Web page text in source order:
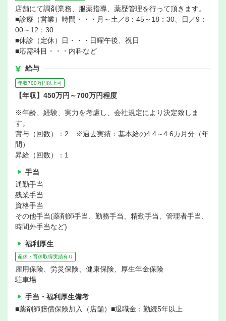
店舗にて調剤業務、服薬指導、薬歴管理を行って頂きます。
■診療（営業）時間・・・月～土／8：45～18：30、日／9：
00～12：30
■休診（定休）日・・・日曜午後、祝日
■応需科目・・・内科など
給与
年収700万円以上可
【年収】450万円～700万円程度
※年齢、経験、実力を考慮し、会社規定により決定致しま
す。
賞与（回数）：2 ※過去実績：基本給の4.4～4.6カ月分（年
間）
昇給（回数）：1
手当
通勤手当
残業手当
資格手当
その他手当(薬剤師手当、勤務手当、精勤手当、管理者手当、
時間外手当など)
福利厚生
産休・育休取得実績有り
雇用保険、労災保険、健康保険、厚生年金保険
駐車場
手当・福利厚生備考
■薬剤師賠償保険加入（店舗）■退職金：勤続5年以上